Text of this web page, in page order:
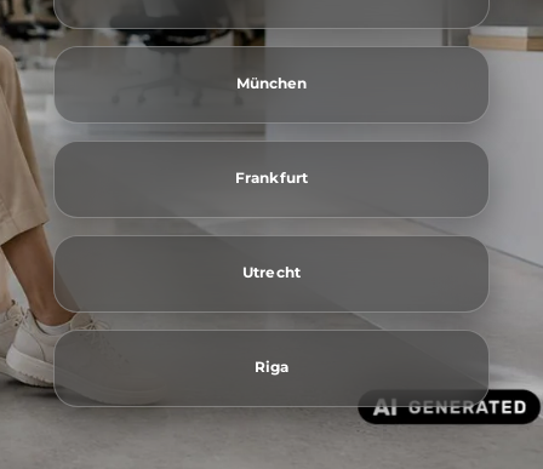
München
Frankfurt
Utrecht
Riga